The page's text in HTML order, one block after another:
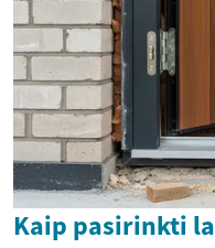
Kaip pasirinkti